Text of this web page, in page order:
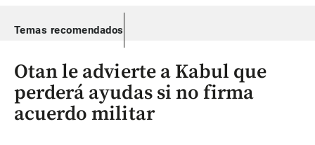
Temas recomendados
Otan le advierte a Kabul que
perderá ayudas si no firma
acuerdo militar